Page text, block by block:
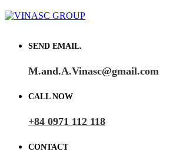
SEND EMAIL.
M.and.A.Vinasc@gmail.com
CALL NOW
+84 0971 112 118
CONTACT